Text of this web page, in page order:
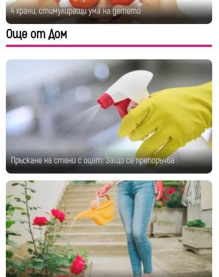
4 храни, стимулиращи ума на детето
Още от Дом
Пръскане на стени с оцет: Защо се препоръчва